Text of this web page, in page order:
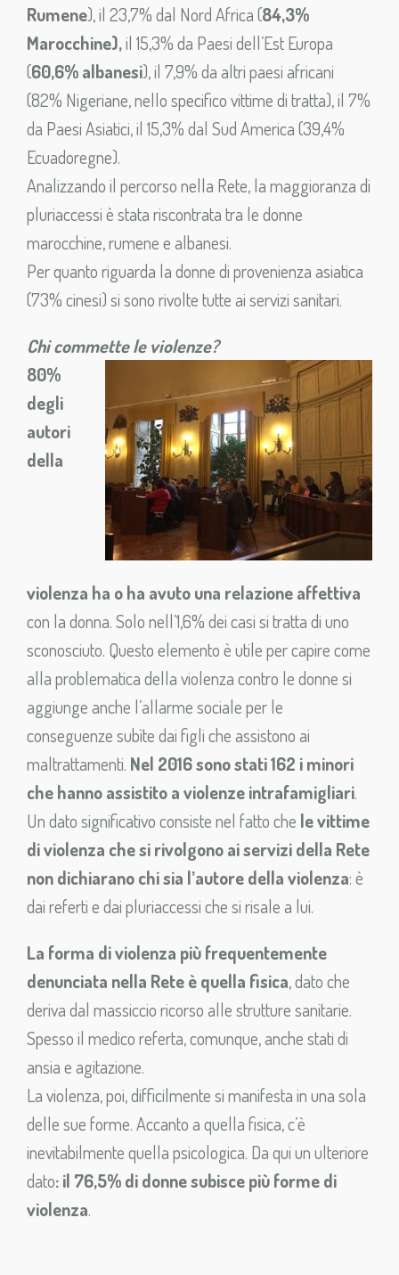
Rumene), il 23,7% dal Nord Africa (84,3%
Marocchine),il 15,3% da Paesi dell’Est Europa
(60,6% albanesi), il 7,9% da altri paesi africani
(82% Nigeriane, nello specifico vittime di tratta), il 7%
da Paesi Asiatici, il 15,3% dal Sud America (39,4%
Ecuadoregne).
Analizzando il percorso nella Rete, la maggioranza di
pluriaccessi è stata riscontrata tra le donne
marocchine, rumene e albanesi.
Per quanto riguarda la donne di provenienza asiatica
(73% cinesi) si sono rivolte tutte ai servizi sanitari.
Chi commette le violenze?
80%
degli
autori
della
violenza ha o ha avuto una relazione affettiva
con la donna. Solo nell’1,6% dei casi si tratta di uno
sconosciuto. Questo elemento è utile per capire come
alla problematica della violenza contro le donne si
aggiunge anche l’allarme sociale per le
conseguenze subìte dai figli che assistono ai
maltrattamenti. Nel 2016 sono stati 162 i minori
che hanno assistito a violenze intrafamigliari.
Un dato significativo consiste nel fatto che le vittime
di violenza che si rivolgono ai servizi della Rete
non dichiarano chi sia l’autore della violenza: è
dai referti e dai pluriaccessi che si risale a lui.
La forma di violenza più frequentemente
denunciata nella Rete è quella fisica, dato che
deriva dal massiccio ricorso alle strutture sanitarie.
Spesso il medico referta, comunque, anche stati di
ansia e agitazione.
La violenza, poi, difficilmente si manifesta in una sola
delle sue forme. Accanto a quella fisica, c’è
inevitabilmente quella psicologica. Da qui un ulteriore
dato: il 76,5% di donne subisce più forme di
violenza.